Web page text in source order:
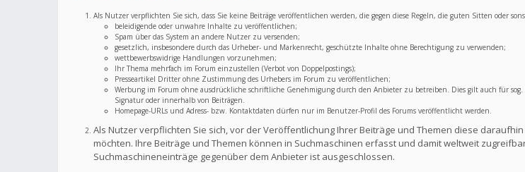
Als Nutzer verpflichten Sie sich, dass Sie keine Beiträge veröffentlichen werden, die gegen diese Regeln, die guten Sitten oder
beleidigende oder unwahre Inhalte zu veröffentlichen;
Spam über das System an andere Nutzer zu versenden;
gesetzlich, insbesondere durch das Urheber- und Markenrecht, geschützte Inhalte ohne Berechtigung zu verwenden;
wettbewerbswidrige Handlungen vorzunehmen;
Ihr Thema mehrfach im Forum einzustellen (Verbot von Doppelpostings);
Presseartikel Dritter ohne Zustimmung des Urhebers im Forum zu veröffentlichen;
Werbung im Forum ohne ausdrückliche schriftliche Genehmigung durch den Anbieter zu betreiben. Dies gilt auch für
Signatur oder innerhalb von Beiträgen.
Homepage-URLs und Adress- bzw. Kontaktdaten dürfen nur im Benutzer-Profil des Forums veröffentlicht werden.
Als Nutzer verpflichten Sie sich, vor der Veröffentlichung Ihrer Beiträge und Themen diese
möchten. Ihre Beiträge und Themen können in Suchmaschinen erfasst und damit weltweit
Suchmaschineneinträge gegenüber dem Anbieter ist ausgeschlossen.